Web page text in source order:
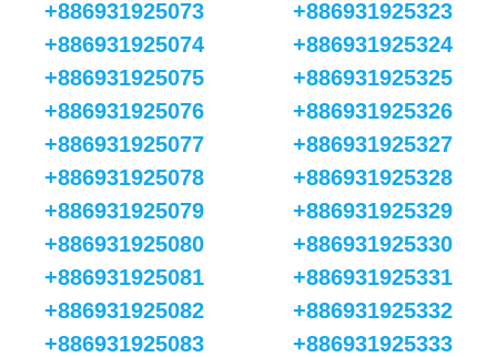
+886931925073
+886931925074
+886931925075
+886931925076
+886931925077
+886931925078
+886931925079
+886931925080
+886931925081
+886931925082
+886931925083
+886931925323
+886931925324
+886931925325
+886931925326
+886931925327
+886931925328
+886931925329
+886931925330
+886931925331
+886931925332
+886931925333